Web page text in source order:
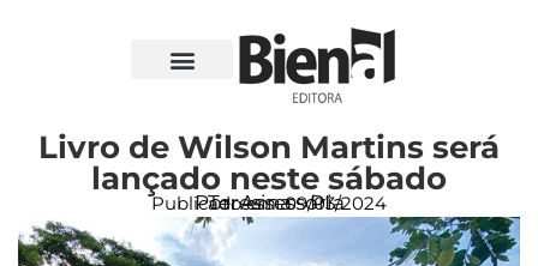
Livro de Wilson Martins será
lançado neste sábado
Publicado em: 09/03/2024
Por: Assessoria
Teresina - PI